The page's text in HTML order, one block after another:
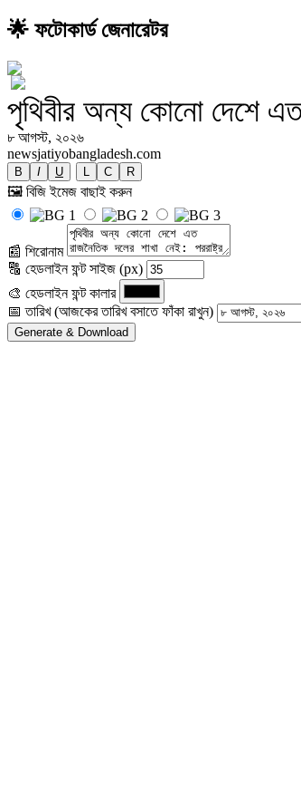
🌟 ফটোকার্ড জেনারেটর
পৃথিবীর অন্য কোনো দেশে এত
৮ আগস্ট, ২০২৬
newsjatiyobangladesh.com
B I U C R
🖼️ বিজি ইমেজ বাছাই করুন
📰 শিরোনাম
🔠 হেডলাইন ফন্ট সাইজ (px)
🎨 হেডলাইন ফন্ট কালার
📅 তারিখ (আজকের তারিখ বসাতে ফাঁকা রাখুন)
Generate & Download